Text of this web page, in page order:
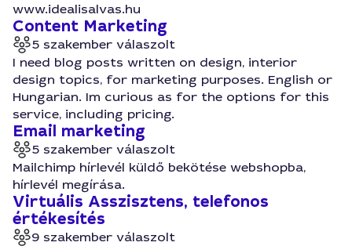
www.idealisalvas.hu
Content Marketing
5 szakember válaszolt
I need blog posts written on design, interior
design topics, for marketing purposes. English or
Hungarian. Im curious as for the options for this
service, including pricing.
Email marketing
5 szakember válaszolt
Mailchimp hírlevél küldő bekötése webshopba,
hírlevél megírása.
Virtuális Asszisztens, telefonos
értékesítés
9 szakember válaszolt